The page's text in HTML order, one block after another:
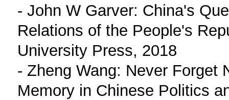
- John W Garver: China's
Relations of the People's
University Press, 2018
- Zheng Wang: Never Forget
Memory in Chinese Politics